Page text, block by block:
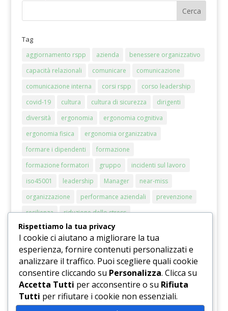
Tag
aggiornamento rspp azienda
benessere organizzativo
capacità relazionali
comunicare
comunicazione
comunicazione interna
corsi rspp
corso leadership
covid-19
cultura cultura di sicurezza
dirigenti
diversità
ergonomia
ergonomia cognitiva
ergonomia fisica
ergonomia organizzativa
formare i dipendenti
formazione
formazione formatori
gruppo
incidenti sul lavoro
iso45001
leadership Manager
near-miss
organizzazione
performance aziendali
prevenzione
resilienza
riduzione dello stress
riduzione del rischio stress
rischi chimici
sicurezza sul lavoro
sostenibilità
stress
stress lavorativo
stress lavoro correlato
strumento di valutazione
valutazione del rischio
Rispettiamo la tua privacy
I cookie ci aiutano a migliorare la tua
esperienza, fornire contenuti personalizzati e
analizzare il traffico. Puoi scegliere quali cookie
consentire cliccando su Personalizza. Clicca su
Accetta Tutti per acconsentire o su Rifiuta
Tutti per rifiutare i cookie non essenziali.